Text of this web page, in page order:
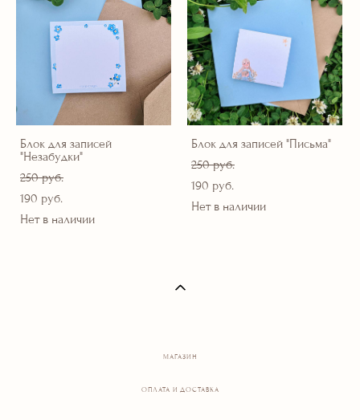
Блок для записей
"Незабудки"
250 pуб.
190 pуб.
Нет в наличии
Блок для записей "Письма"
250 pуб.
190 pуб.
Нет в наличии
МАГАЗИН
ОПЛАТА И ДОСТАВКА